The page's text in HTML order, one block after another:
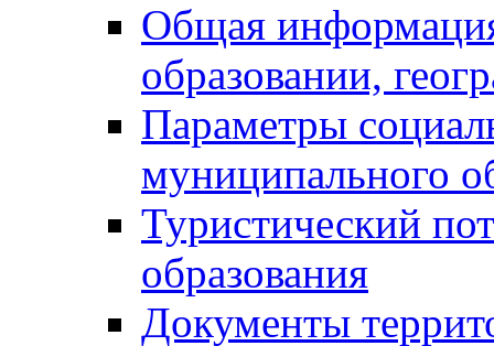
Общая
образовании,
Параметры
муниципального
Туристический
образования
Документы